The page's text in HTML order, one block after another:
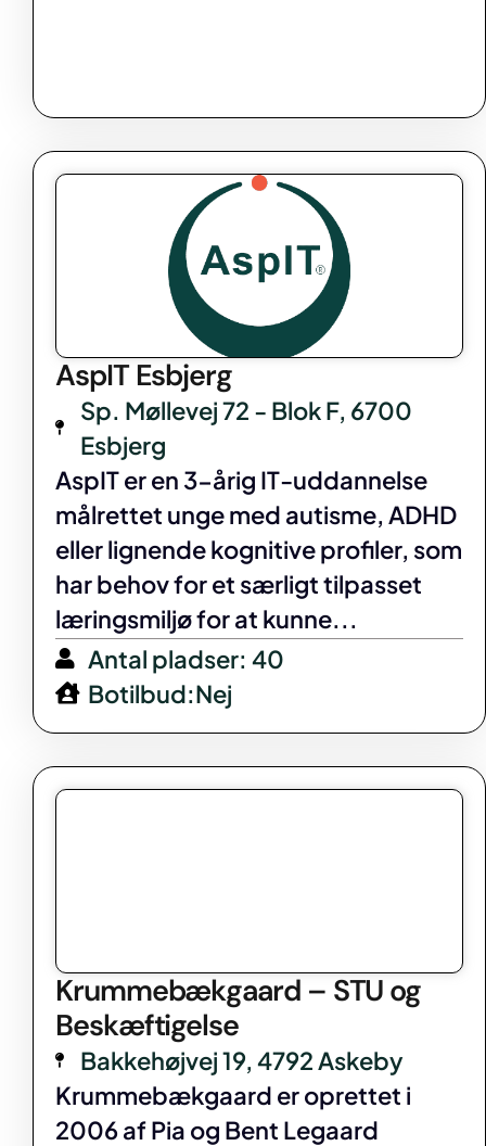
AspIT Esbjerg
Sp. Møllevej 72 - Blok F, 6700
Esbjerg
AspIT er en 3-årig IT-uddannelse
målrettet unge med autisme, ADHD
eller lignende kognitive profiler, som
har behov for et særligt tilpasset
læringsmiljø for at kunne...
Antal pladser: 40
Botilbud:Nej
Krummebækgaard – STU og
Beskæftigelse
Bakkehøjvej 19, 4792 Askeby
Krummebækgaard er oprettet i
2006 af Pia og Bent Legaard